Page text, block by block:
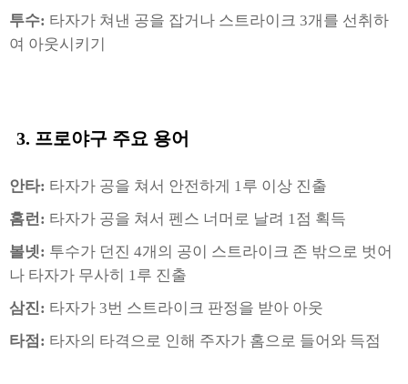
투수: 타자가 쳐낸 공을 잡거나 스트라이크 3개를 선취하
여 아웃시키기
3. 프로야구 주요 용어
안타: 타자가 공을 쳐서 안전하게 1루 이상 진출
홈런: 타자가 공을 쳐서 펜스 너머로 날려 1점 획득
볼넷: 투수가 던진 4개의 공이 스트라이크 존 밖으로 벗어
나 타자가 무사히 1루 진출
삼진: 타자가 3번 스트라이크 판정을 받아 아웃
타점: 타자의 타격으로 인해 주자가 홈으로 들어와 득점